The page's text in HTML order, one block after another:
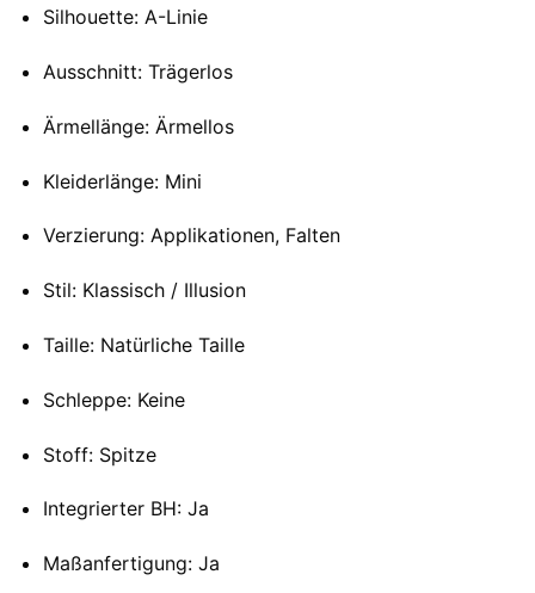
Silhouette: A-Linie
Ausschnitt: Trägerlos
Ärmellänge: Ärmellos
Kleiderlänge: Mini
Verzierung: Applikationen, Falten
Stil: Klassisch / Illusion
Taille: Natürliche Taille
Schleppe: Keine
Stoff: Spitze
Integrierter BH: Ja
Maßanfertigung: Ja